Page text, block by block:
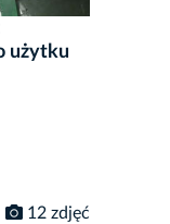
użytku
12 zdjęć